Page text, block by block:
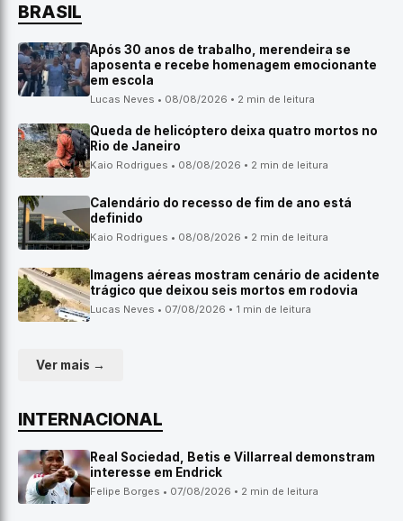
BRASIL
Após 30 anos de trabalho, merendeira se
aposenta e recebe homenagem emocionante
em escola
Lucas Neves • 08/08/2026 • 2 min de leitura
Queda de helicóptero deixa quatro mortos no
Rio de Janeiro
Kaio Rodrigues • 08/08/2026 • 2 min de leitura
Calendário do recesso de fim de ano está
definido
Kaio Rodrigues • 08/08/2026 • 2 min de leitura
Imagens aéreas mostram cenário de acidente
trágico que deixou seis mortos em rodovia
Lucas Neves • 07/08/2026 • 1 min de leitura
Ver mais →
INTERNACIONAL
Real Sociedad, Betis e Villarreal demonstram
interesse em Endrick
Felipe Borges • 07/08/2026 • 2 min de leitura